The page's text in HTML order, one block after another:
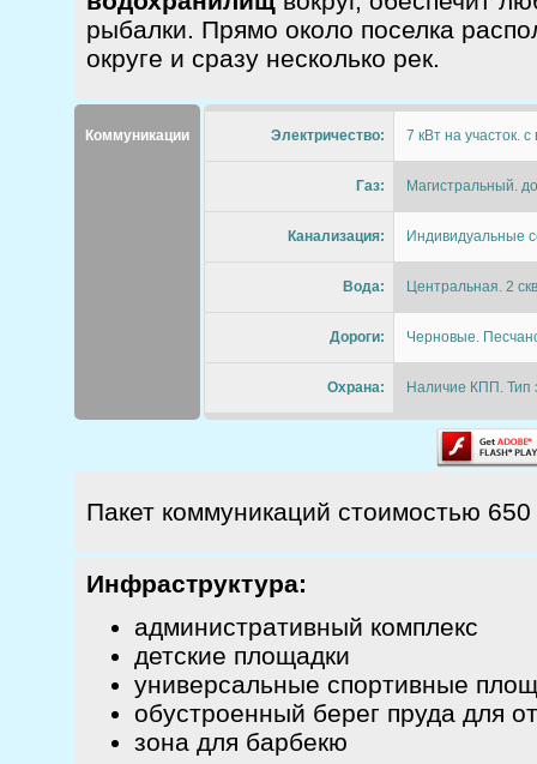
рыбалки. Прямо около поселка
округе и сразу несколько рек.
Коммуникации Электричество: 7 кВт на участок.
Газ: Магистральный.
Канализация: Индивидуальные
Вода: Центральная. 2
Дороги: Черновые.
Охрана: Наличие КПП. Тип
Пакет коммуникаций стоимостью
Инфраструктура:
административный комплекс
детские площадки
универсальные спортивные
обустроенный берег пруда для
зона для барбекю